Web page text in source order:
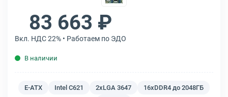
83 663 ₽
Вкл. НДС 22% • Работаем по ЭДО
В наличии
E-ATX Intel C621 2xLGA 3647
16xDDR4 до 2048ГБ